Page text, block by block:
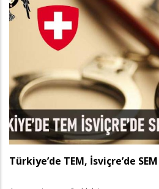
Türkiye’de TEM, İsviçre’de SEM